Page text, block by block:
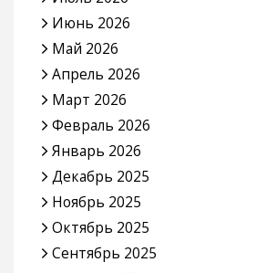
Июнь 2026
Май 2026
Апрель 2026
Март 2026
Февраль 2026
Январь 2026
Декабрь 2025
Ноябрь 2025
Октябрь 2025
Сентябрь 2025